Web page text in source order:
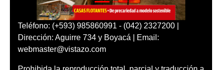
Teléfono: (+593) 985860991 - (042) 2327200 |
Dirección: Aguirre 734 y Boyacá | Email:
webmaster@vistazo.com